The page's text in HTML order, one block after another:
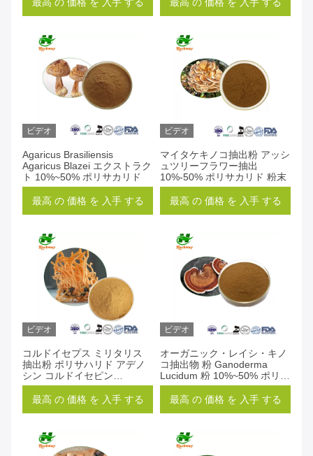
最高 の 価格 を 入手 する
最高 の 価格 を 入手 する
ビデオ
Agaricus Brasiliensis
Agaricus Blazei エクストラク
ト 10%~50% ポリサカリド
最高 の 価格 を 入手 する
ビデオ
マイタケキノコ抽出粉 アッシ
ュツリーフラワー抽出
10%-50% ポリサカリド 粉末
最高 の 価格 を 入手 する
ビデオ
コルドイセプス ミリタリス
抽出粉 ポリサハリド アデノ
シン コルドイセピン
0.3%-10%
最高 の 価格 を 入手 する
ビデオ
オーガニック・レイシ・キノ
コ抽出物 粉 Ganoderma
Lucidum 粉 10%~50% ポリサ
カリド 粉
最高 の 価格 を 入手 する